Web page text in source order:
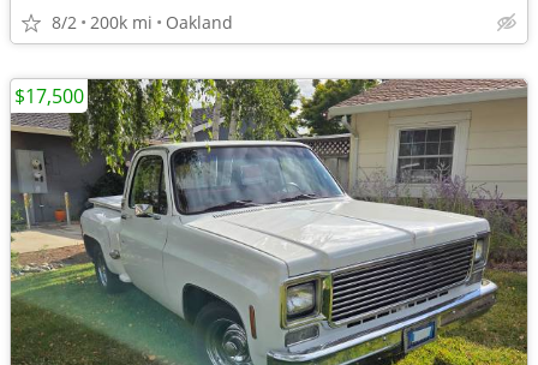
8/2 200k mi Oakland
$17,500